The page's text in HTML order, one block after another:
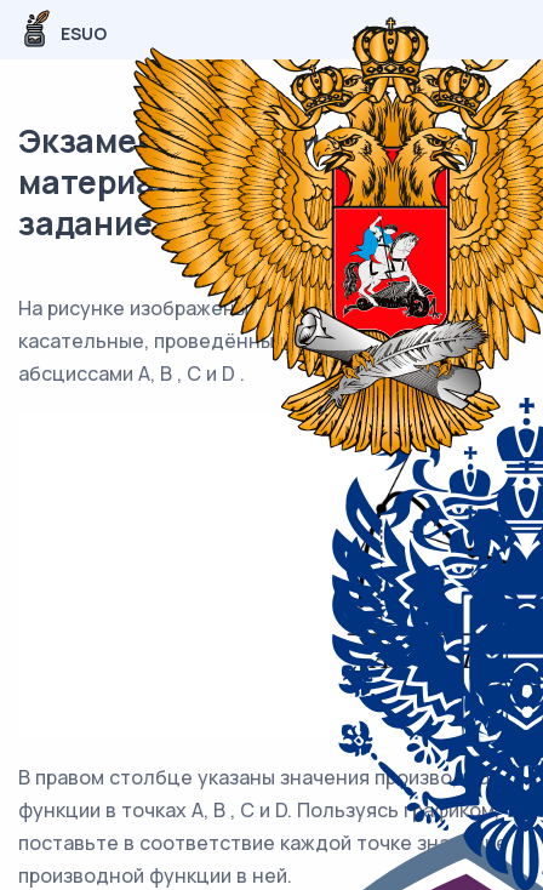
ESUO
Экзаменационный (типовой)
материал ЕГЭ / База / 07
задание (24) / 123
На рисунке изображены график функции и
касательные, проведённые к нему в точках с
абсциссами A, B , C и D .
В правом столбце указаны значения производной
функции в точках A, B , C и D. Пользуясь графиком,
поставьте в соответствие каждой точке значение
производной функции в ней.